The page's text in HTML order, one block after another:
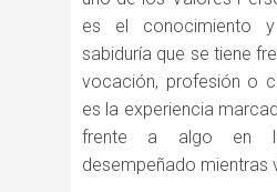
es el conocimiento
sabiduría que se tiene
vocación, profesión o
es la experiencia
frente a algo en
desempeñado mientras